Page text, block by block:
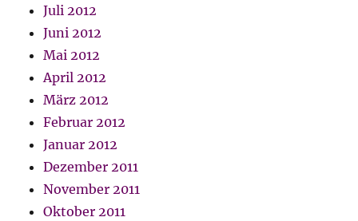
Juli 2012
Juni 2012
Mai 2012
April 2012
März 2012
Februar 2012
Januar 2012
Dezember 2011
November 2011
Oktober 2011